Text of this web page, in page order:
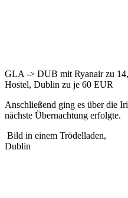
GLA -> DUB mit Ryanair zu
Hostel, Dublin zu je 60 EUR
Anschließend ging es über die
nächste Übernachtung erfolgte.
Bild in einem Trödelladen,
Dublin